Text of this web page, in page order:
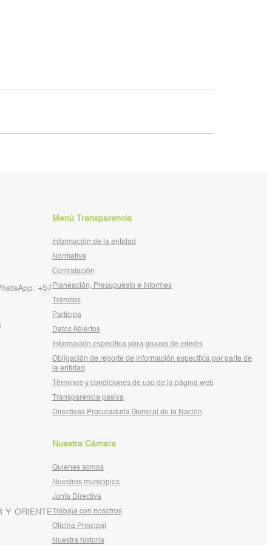
+57
Y ORIENTE
Menú Transparencia
Información de la entidad
Normativa
Contratación
Planeación, Presupuesto e Informes
Trámites
Participa
Datos Abiertos
Información específica para grupos de interés
Obligación de reporte de información específica por parte de
la entidad
Términos y condiciones de uso de la página web
Transparencia pasiva
Directivas Procuraduría General de la Nación
Nuestra Cámara
Quienes somos
Nuestros municipios
Junta Directiva
Trabaja con nosotros
Oficina Principal
Nuestra historia